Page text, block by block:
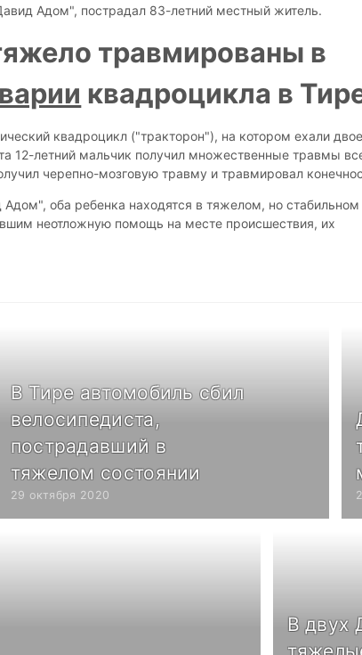
Адом", пострадал 83-летний местный житель.
травмированы в
квадроцикла в
квадроцикл ("тракторон"), на котором ехали двое
12-летний мальчик получил множественные травмы
черепно-мозговую травму и травмировал
оба ребенка находятся в тяжелом, но стабильном
неотложную помощь на месте происшествия, их
В Тире автомобиль сбил
велосипедиста,
пострадавший в
тяжелом состоянии
29 октября 2020
В двух